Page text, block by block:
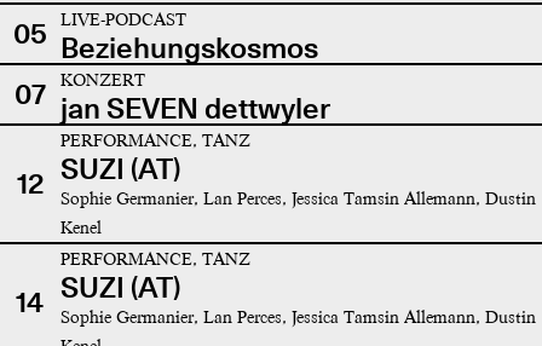
05 LIVE-PODCAST
Beziehungskosmos
07
KONZERT
jan SEVEN dettwyler
12
PERFORMANCE, TANZ
SUZI (AT)
Sophie Germanier, Lan Perces, Jessica Tamsin Allemann, Dustin
Kenel
14
PERFORMANCE, TANZ
SUZI (AT)
Sophie Germanier, Lan Perces, Jessica Tamsin Allemann, Dustin